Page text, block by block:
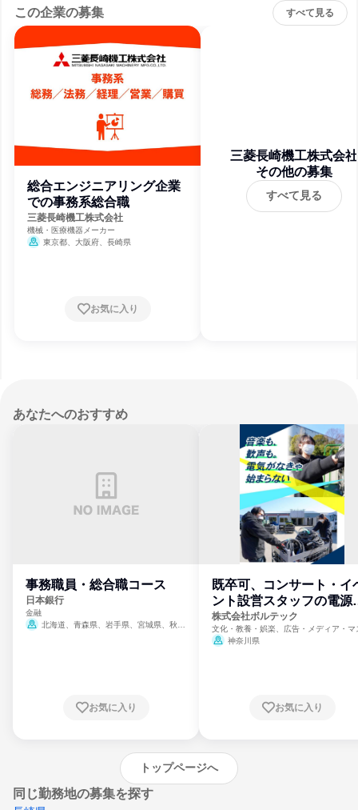
この企業の募集 すべて見る
総合エンジニアリング企業
での事務系総合職
三菱長崎機工株式会社
機械・医療機器メーカー
東京都、大阪府、長崎県
お気に入り
三菱長崎機工株式会社
その他の募集
すべて見る
あなたへのおすすめ
事務職員・総合職コース
日本銀行
金融
北海道、青森県、岩手県、宮城県、秋田
崎県、熊本県、大分県、宮崎県、鹿児島県、
お気に入り
既卒可、コンサート・イ
ント設営スタッフの電源
門
株式会社ボルテック
文化・教養・娯楽、広告・メディア・マ
ミ、電力・ガス・水道・エネルギー
神奈川県
お気に入り
トップページへ
同じ勤務地の募集を探す